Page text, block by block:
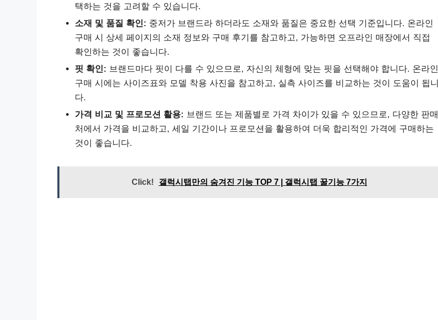
택하는 것을 고려할 수 있습니다.
소재 및 품질 확인: 중저가 브랜드라 하더라도 소재와 품질은 중요한 선택 기준입니다. 온라인
구매 시 상세 페이지의 소재 정보와 구매 후기를 참고하고, 가능하면 오프라인 매장에서 직접
확인하는 것이 좋습니다.
핏 확인: 브랜드마다 핏이 다를 수 있으므로, 자신의 체형에 맞는 핏을 선택해야 합니다. 온라인
구매 시에는 사이즈표와 모델 착용 사진을 참고하고, 실측 사이즈를 비교하는 것이 도움이 됩니
다.
가격 비교 및 프로모션 활용: 브랜드 또는 제품별로 가격 차이가 있을 수 있으므로, 다양한 판매
처에서 가격을 비교하고, 세일 기간이나 프로모션을 활용하여 더욱 합리적인 가격에 구매하는
것이 좋습니다.
Click! 갤럭시탭만의 숨겨진 기능 TOP 7 | 갤럭시탭 꿀기능 7가지